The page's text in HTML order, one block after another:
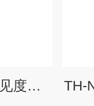
TH-N50前向散射能见度传感器 TH-